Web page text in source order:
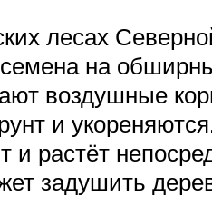
лесах
на
воздушные
и
растёт
задушить